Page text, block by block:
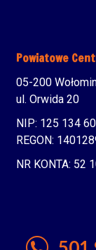
Powiatowe
05-200
ul. Orwida 20
NIP: 125 134
REGON:
NR KONTA: 52